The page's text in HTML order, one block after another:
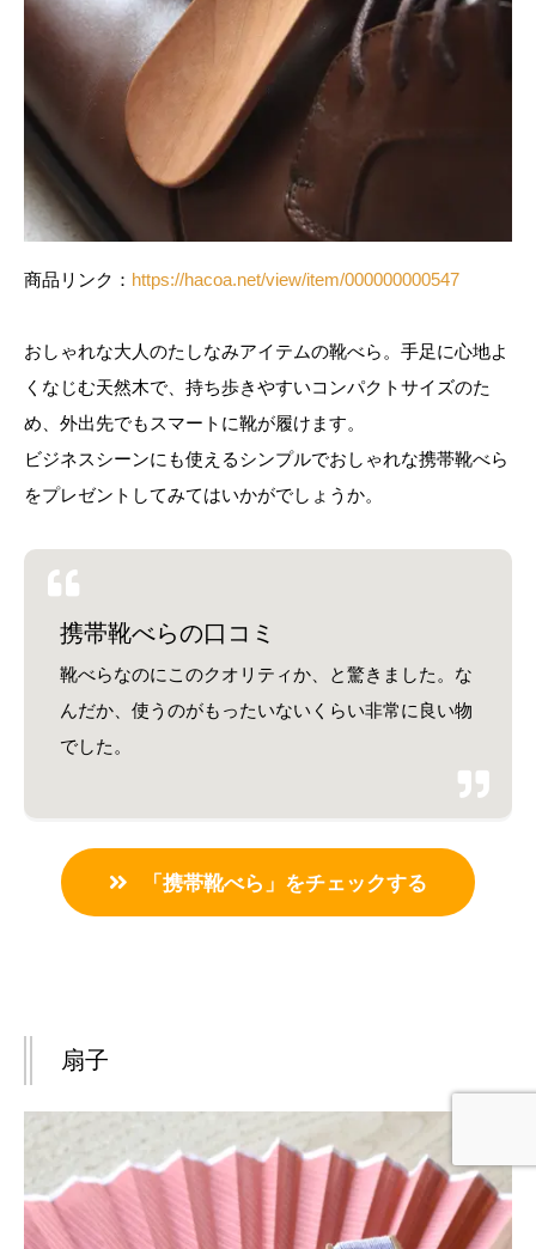
商品リンク： https://hacoa.net/view/item/000000000547
おしゃれな大人のたしなみアイテムの靴べら。手足に心地よ
くなじむ天然木で、持ち歩きやすいコンパクトサイズのた
め、外出先でもスマートに靴が履けます。
ビジネスシーンにも使えるシンプルでおしゃれな携帯靴べら
をプレゼントしてみてはいかがでしょうか。
携帯靴べらの口コミ
靴べらなのにこのクオリティか、と驚きました。な
んだか、使うのがもったいないくらい非常に良い物
でした。
「携帯靴べら」をチェックする
扇子